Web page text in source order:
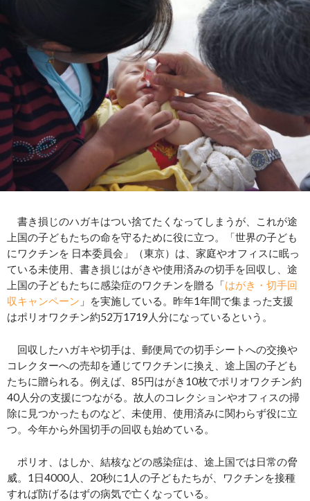
書き損じのハガキはつい捨てたくなってしまうが、これが途
上国の子どもたちの命を守るために役に立つ。「世界の子ども
にワクチンを 日本委員会」（東京）は、家庭やオフィスに眠っ
ている未使用、書き損じはがきや使用済みの切手を回収し、途
上国の子どもたちに感染症のワクチンを贈る「はがき・切手回
収キャンペーン 」を実施している。昨年1年間で集まった支援
はポリオワクチン約52万1719人分になっているという。
回収したハガキや切手は、郵便局での切手シートへの交換や
コレクターへの売却を通じてワクチンに換え、途上国の子ども
たちに贈られる。例えば、85円はがき10枚でポリオワクチン約
40人分の支援につながる。故人のコレクションやオフィスの掃
除に見つかったものなど、未使用、使用済みに関わらず役に立
つ。今年から外国切手の回収も始めている。
ポリオ、はしか、結核などの感染症は、途上国では日常の脅
威。1日4000人、20秒に1人の子どもたちが、ワクチンを接種
すれば防げるはずの病気で亡くなっている。